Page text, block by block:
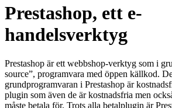
Prestashop, ett e-
handelsverktyg
Prestashop är ett webbshop-verktyg som i
source”, programvara med öppen källkod.
grundprogramvaran i Prestashop är
plugin som även de är kostnadsfria men
måste betala för. Trots alla betalplugin är